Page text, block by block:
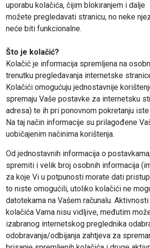
uporabu kolačića, čijim blokiranjem i dalje
možete pregledavati stranicu, no neke
neće biti funkcionalne.
Što je kolačić?
Kolačić je informacija spremljena na
trenutku pregledavanja internetske
Kolačići omogućuju jednostavnije
spremaju Vaše postavke za internetsku
adresa) te ih pri ponovnom pokretanju
Na taj način informacije su prilagođene
uobičajenim načinima korištenja.
Od jednostavnih informacija o
spremiti i velik broj osobnih informacija
za koje Vi u potpunosti morate dati
to niste omogućili, utoliko kolačići ne
datotekama na Vašem računalu.
kolačića Vama nisu vidljive, međutim
izabranog internetskog preglednika
odobravanja/odbijanja zahtjeva za